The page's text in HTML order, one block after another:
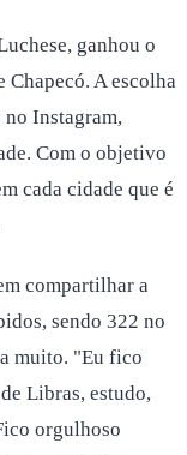
ganhou o
A escolha
Instagram,
Com o objetivo
cada cidade que é
compartilhar a
sendo 322 no
muito. "Eu fico
Libras, estudo,
orgulhoso